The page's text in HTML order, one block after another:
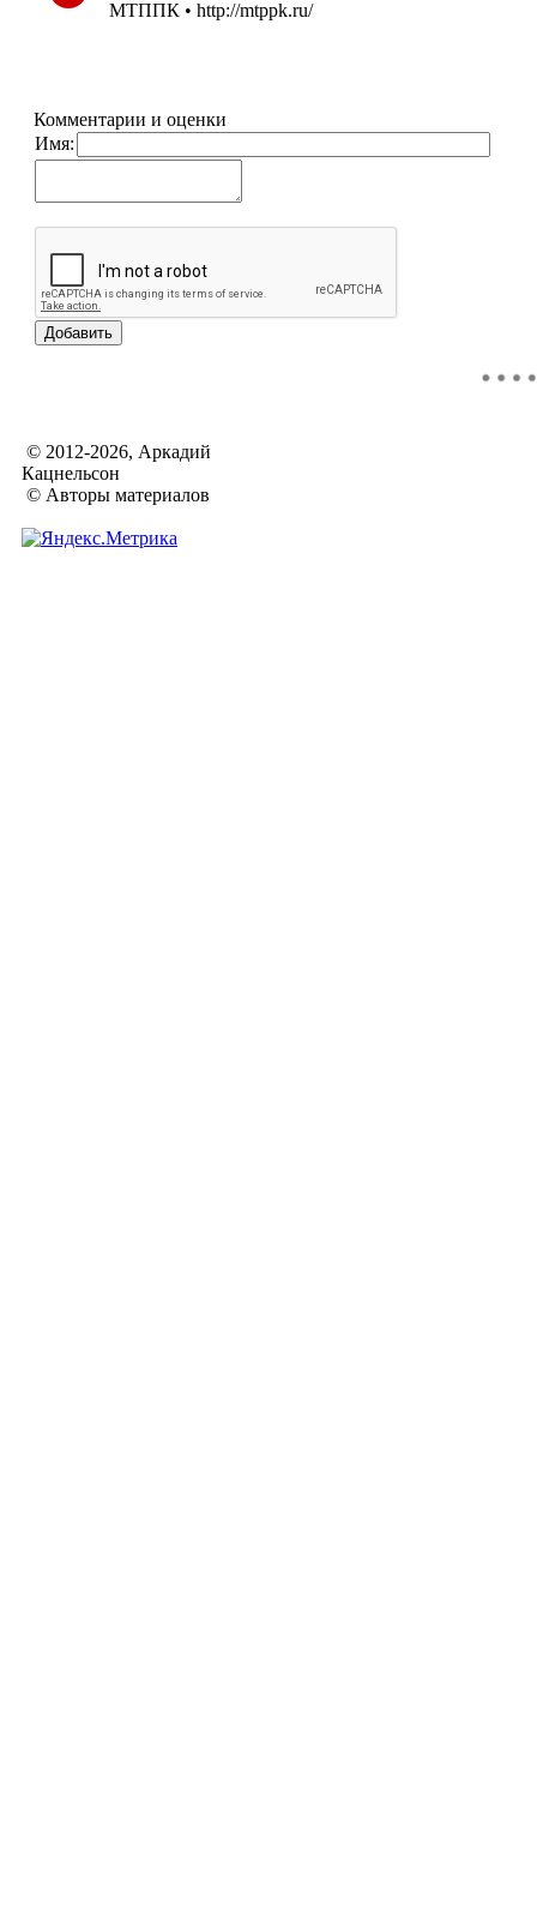
МТППК • http://mtppk.ru/
Комментарии и оценки
Имя:
© 2012-2026, Аркадий
Кацнельсон
© Авторы материалов